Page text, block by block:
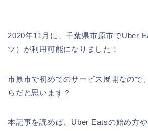
2020年11月に、千葉県市原市でUber
ツ）が利用可能になりました！
市原市で初めてのサービス展開なので
らだと思います？
本記事を読めば、Uber Eatsの始め方